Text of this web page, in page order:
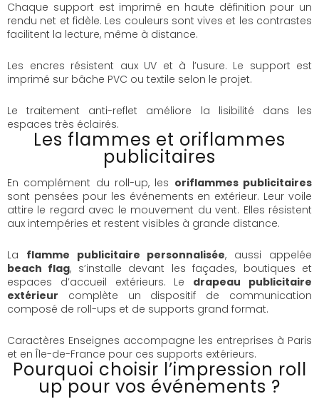
Chaque support est imprimé en haute définition pour un
rendu net et fidèle. Les couleurs sont vives et les contrastes
facilitent la lecture, même à distance.
Les encres résistent aux UV et à l’usure. Le support est
imprimé sur bâche PVC ou textile selon le projet.
Le traitement anti-reflet améliore la lisibilité dans les
espaces très éclairés.
Les flammes et oriflammes
publicitaires
En complément du roll-up, les oriflammes publicitaires
sont pensées pour les événements en extérieur. Leur voile
attire le regard avec le mouvement du vent. Elles résistent
aux intempéries et restent visibles à grande distance.
La flamme publicitaire personnalisée, aussi appelée
beach flag, s’installe devant les façades, boutiques et
espaces d’accueil extérieurs. Le drapeau publicitaire
extérieur complète un dispositif de communication
composé de roll-ups et de supports grand format.
Caractères Enseignes accompagne les entreprises à Paris
et en Île-de-France pour ces supports extérieurs.
Pourquoi choisir l’impression roll
up pour vos événements ?